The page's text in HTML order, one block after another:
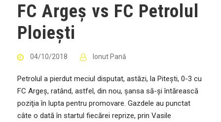
FC Argeș vs FC Petrolul
Ploiești
04/10/2018 Ionut Pană
Petrolul a pierdut meciul disputat, astăzi, la Piteşti, 0-3 cu
FC Argeş, ratând, astfel, din nou, şansa să-şi întărească
poziţia în lupta pentru promovare. Gazdele au punctat
câte o dată în startul fiecărei reprize, prin Vasile